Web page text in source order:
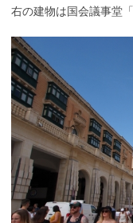
右の建物は国会議事堂「